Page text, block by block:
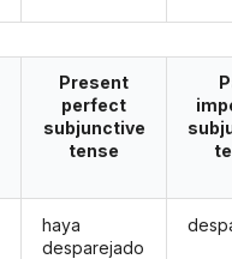
Present
perfect
subjunctive
tense
haya
desparejado